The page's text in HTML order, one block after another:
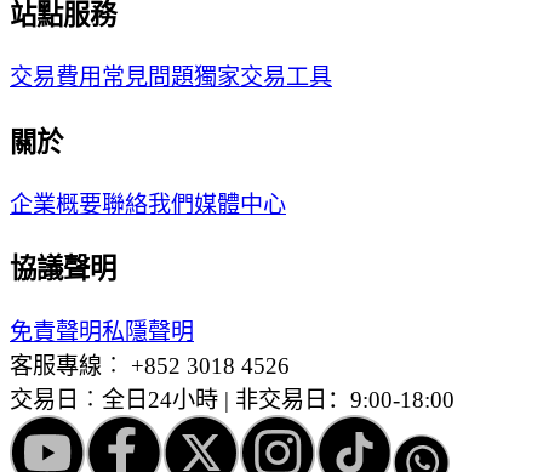
站點服務
交易費用常見問題獨家交易工具
關於
企業概要聯絡我們媒體中心
協議聲明
免責聲明私隱聲明
客服專線︰ +852 3018 4526
交易日︰全日24小時 | 非交易日：9:00-18:00